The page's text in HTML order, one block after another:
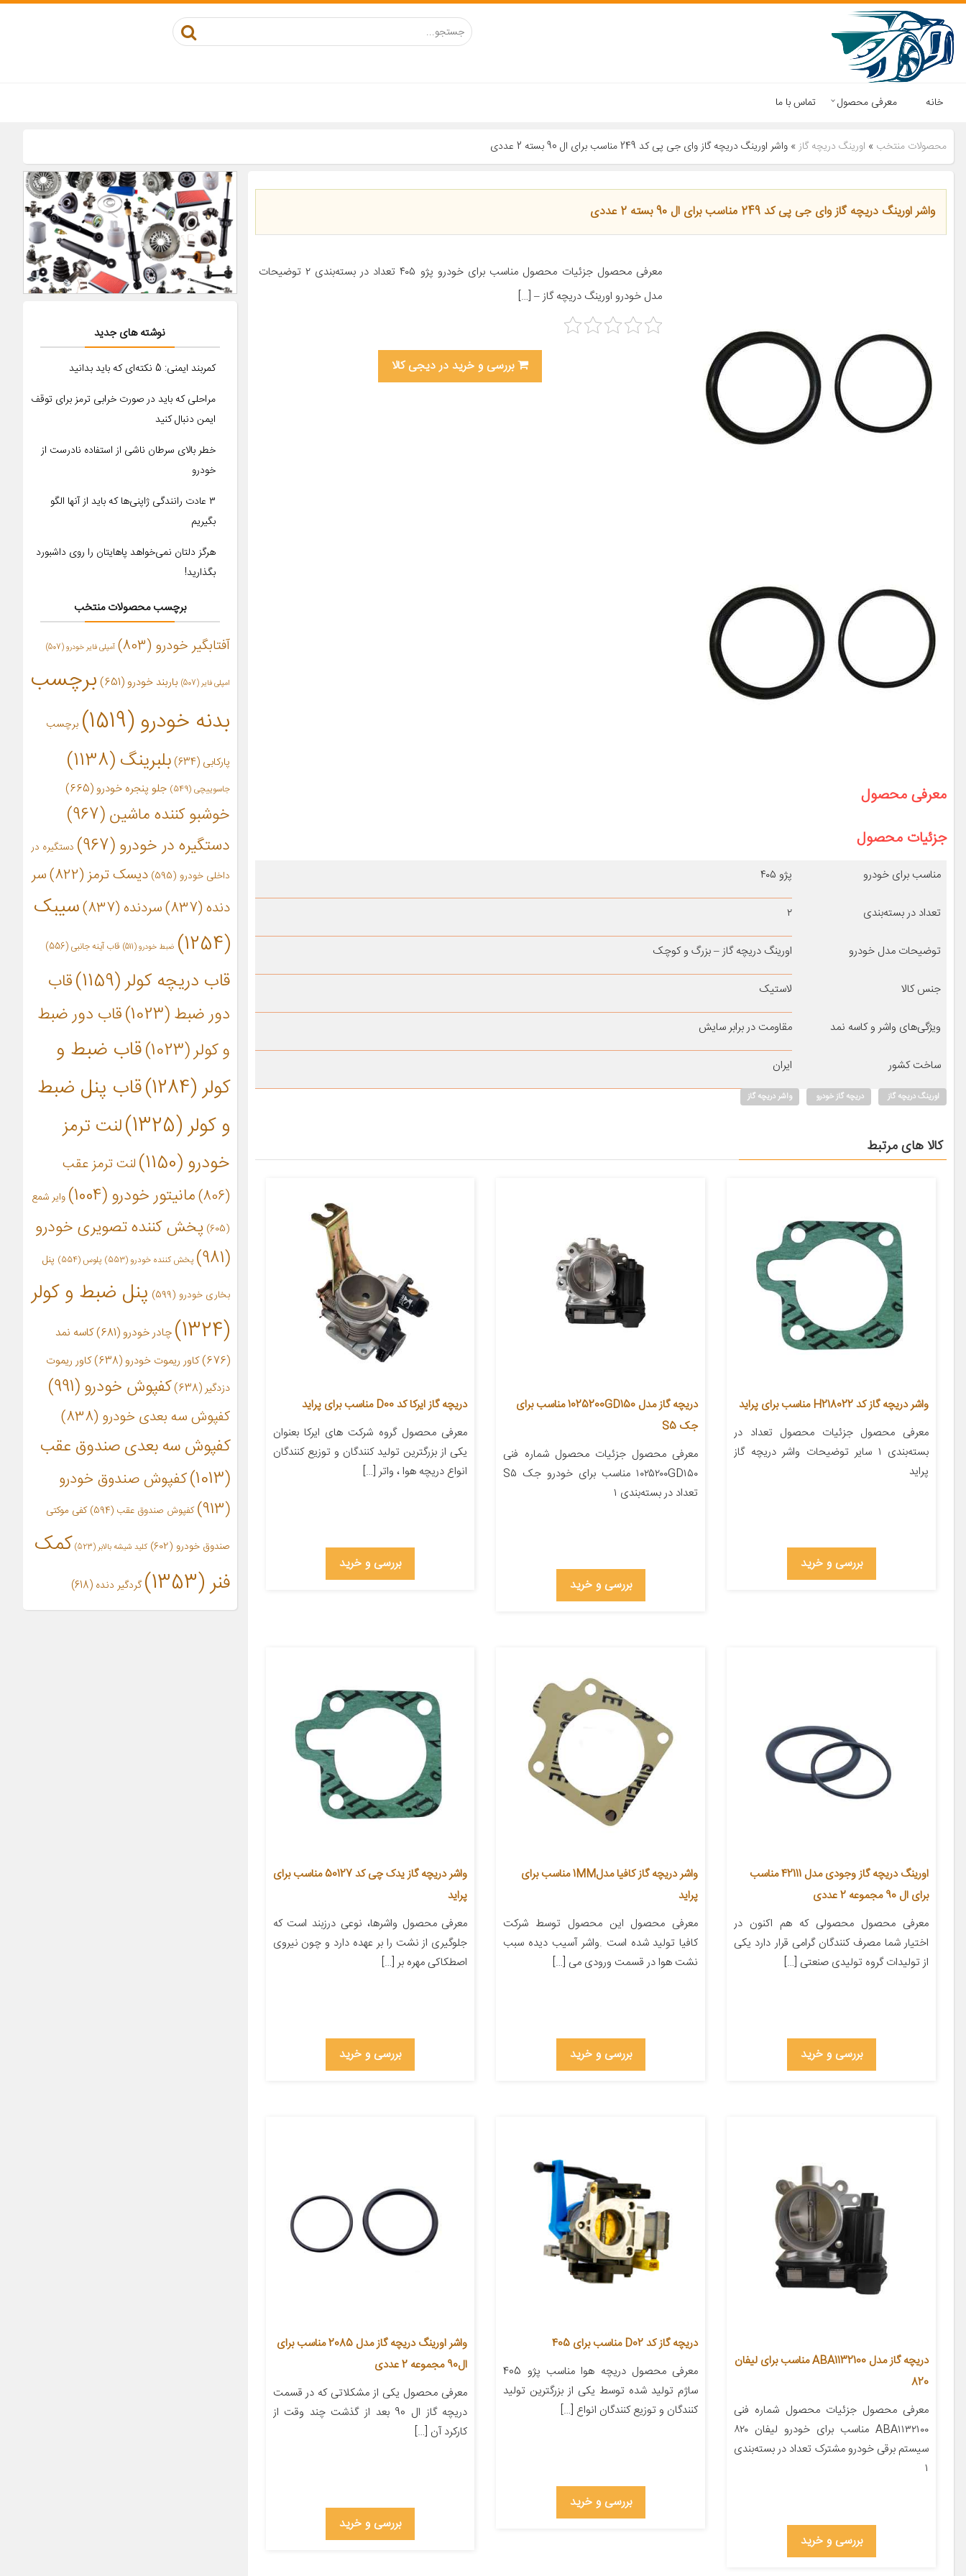
خانه معرفی محصول تماس با ما
محصولات منتخب » اورینگ دریچه گاز» واشر اورینگ دریچه گاز وای جی پی کد 249 مناسب برای ال 90 بسته 2 عددی
واشر اورینگ دریچه گاز وای جی پی کد 249 مناسب برای ال 90 بسته 2 عددی
معرفی محصول جزئیات محصول مناسب برای خودرو پژو ۴۰۵ تعداد در بسته‌بندی ۲ توضیحات
مدل خودرو اورینگ دریچه گاز – […]
بررسی و خرید در دیجی کالا
معرفی محصول
جزئیات محصول
مناسب برای خودرو پژو ۴۰۵
تعداد در بسته‌بندی ۲
توضیحات مدل خودرو اورینگ دریچه گاز – بزرگ و کوچک
جنس کالا لاستیک
ویژگی‌های واشر و کاسه نمد مقاومت در برابر سایش
ساخت کشور ایران
اورینگ دریچه گاز دریچه گاز خودرو واشر دریچه گاز
کالا های مرتبط
واشر دریچه گاز کد H218022 مناسب برای پراید
معرفی محصول جزئیات محصول تعداد در
بسته‌بندی ۱ سایر توضیحات واشر دریچه گاز
پراید
بررسی و خرید
دریچه گاز مدل 1025200GD150 مناسب برای
جک S5
معرفی محصول جزئیات محصول شماره فنی
۱۰۲۵۲۰۰GD۱۵۰ مناسب برای خودرو جک S۵
تعداد در بسته‌بندی ۱
بررسی و خرید
دریچه گاز ایرکا کد D00 مناسب برای پراید
معرفی محصول گروه شرکت های ایرکا بعنوان
یکی از بزرگترین تولید کنندگان و توزیع کنندگان
انواع دریچه هوا ، واتر […]
بررسی و خرید
اورینگ دریچه گاز وجودی مدل 42111 مناسب
برای ال 90 مجموعه 2 عددی
معرفی محصول محصولی که هم اکنون در
اختیار شما مصرف کنندگان گرامی قرار دارد یکی
از تولیدات گروه تولیدی صنعتی […]
بررسی و خرید
واشر دریچه گاز کافیا مدل1MM مناسب برای
پراید
معرفی محصول این محصول توسط شرکت
کافیا تولید شده است .واشر آسیب دیده سبب
نشت هوا در قسمت ورودی می […]
بررسی و خرید
واشر دریچه گاز یدک چی کد 50127 مناسب برای
پراید
معرفی محصول واشرها، نوعی درزبند است که
جلوگیری از نشت را بر عهده دارد و چون نیروی
اصطکاکی مهره بر […]
بررسی و خرید
دریچه گاز مدل ABA1132100 مناسب برای لیفان
820
معرفی محصول جزئیات محصول شماره فنی
ABA۱۱۳۲۱۰۰ مناسب برای خودرو لیفان ۸۲۰
سیستم برقی خودرو مشترک تعداد در بسته‌بندی
۱
بررسی و خرید
دریچه گاز کد D02 مناسب برای 405
معرفی محصول دریچه هوا مناسب پژو 405
ساژم تولید شده توسط یکی از بزرگترین تولید
کنندگان و توزیع کنندگان انواع […]
بررسی و خرید
واشر اورینگ دریچه گاز مدل 2085 مناسب برای
ال90 مجموعه 2 عددی
معرفی محصول یکی از مشکلاتی که در قسمت
دریچه گاز ال 90 بعد از گذشت چند وقت از
کارکرد آن […]
بررسی و خرید
نوشته های جدید
کمربند ایمنی: 5 نکته‌ای که باید بدانید
مراحلی که باید در صورت خرابی ترمز برای توقف
ایمن دنبال کنید
خطر بالای سرطان ناشی از استفاده نادرست از
خودرو
۳ عادت رانندگی ژاپنی‌ها که باید از آنها الگو
بگیریم
هرگز دلتان نمی‌خواهد پاهایتان را روی داشبورد
بگذارید!
برچسب محصولات منتخب
آفتابگیر خودرو (803) آمپلی فایر خودرو(507)
امپلی فایر (507) باربند خودرو(651)
برچسب
بدنه خودرو(1519) برچسب
پارکابی (634) بلبرینگ(1138)
جاسوییچی (549) جلو پنجره خودرو (665)
خوشبو کننده ماشین(967)
دستگیره در خودرو(967)
دستگیره در
داخلی خودرو (595) دیسک ترمز(822)
سر
دنده(837) سردنده(837)
سیبک
(1254)
ضبط خودرو(511) قاب آینه جانبی (556)
قاب دریچه کولر(1159)
قاب
دور ضبط(1023)
قاب دور ضبط
و کولر(1023)
قاب ضبط و
کولر(1284)
قاب پنل ضبط
و کولر(1325)
لنت ترمز
خودرو(1150)
لنت ترمز عقب
(806)
مانیتور خودرو(1004)
وایر شمع
(605)
پخش کننده تصویری خودرو
(981)
پخش کننده خودرو(553) پلوس(554) پنل
بخاری خودرو (599)
پنل ضبط و کولر
(1324)
چادر خودرو (681)
کاسه نمد
(676)
کاور ریموت خودرو(638)
کاور ریموت
دزدگیر(638) کفپوش خودرو(991)
کفپوش سه بعدی خودرو (838)
کفپوش سه بعدی صندوق عقب
(1013)
کفپوش صندوق خودرو
(913)
کفپوش صندوق عقب (594) کفی موکتی
صندوق خودرو (602) کلید شیشه بالابر(523)
کمک
فنر(1353) گردگیر دنده (618)